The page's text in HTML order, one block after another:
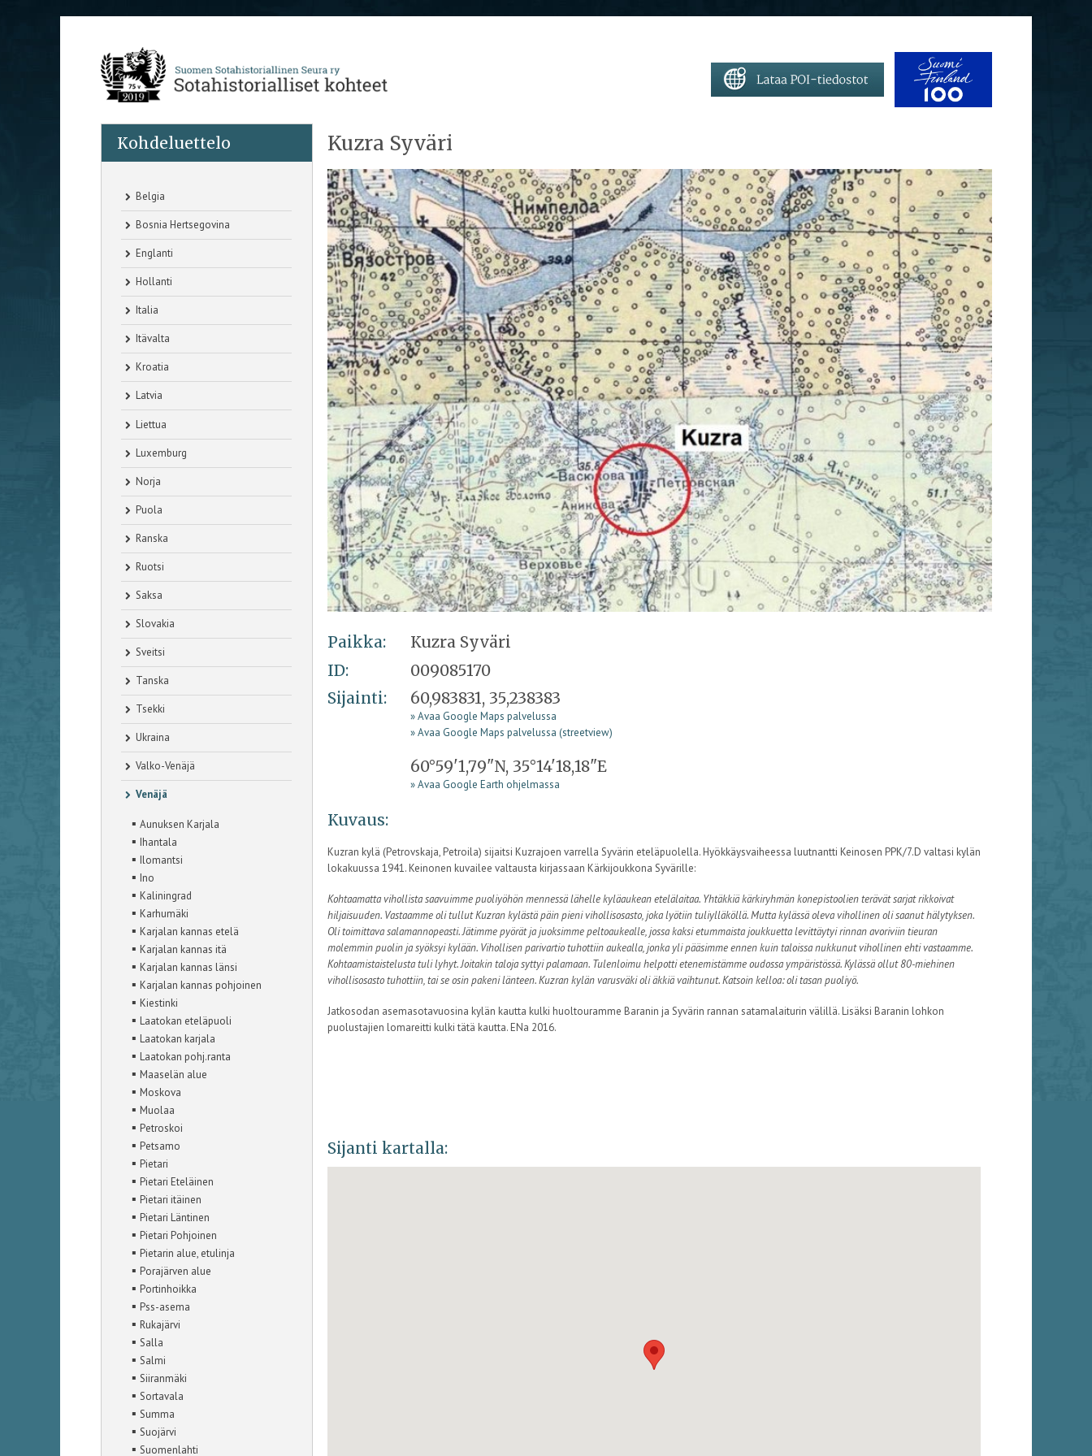
Kohdeluettelo
Belgia
Bosnia Hertsegovina
Englanti
Hollanti
Italia
Itävalta
Kroatia
Latvia
Liettua
Luxemburg
Norja
Puola
Ranska
Ruotsi
Saksa
Slovakia
Sveitsi
Tanska
Tsekki
Ukraina
Valko-Venäjä
Venäjä
▪Aunuksen Karjala
▪ Ihantala
▪ Ilomantsi
▪ Ino
▪ Kaliningrad
▪ Karhumäki
▪ Karjalan kannas etelä
▪ Karjalan kannas itä
▪ Karjalan kannas länsi
▪ Karjalan kannas pohjoinen
▪ Kiestinki
▪ Laatokan eteläpuoli
▪ Laatokan karjala
▪ Laatokan pohj.ranta
▪ Maaselän alue
▪ Moskova
▪ Muolaa
▪ Petroskoi
▪ Petsamo
▪ Pietari
▪ Pietari Eteläinen
▪ Pietari itäinen
▪ Pietari Läntinen
▪ Pietari Pohjoinen
▪ Pietarin alue, etulinja
▪ Porajärven alue
▪ Portinhoikka
▪ Pss-asema
▪ Rukajärvi
▪ Salla
▪ Salmi
▪ Siiranmäki
▪ Sortavala
▪ Summa
▪ Suojärvi
▪ Suomenlahti
Kuzra Syväri
Paikka:
Kuzra Syväri
ID:
009085170
Sijainti:
60,983831, 35,238383
» Avaa Google Maps palvelussa
» Avaa Google Maps palvelussa (streetview)
60°59'1,79"N, 35°14'18,18"E
» Avaa Google Earth ohjelmassa
Kuvaus:
Kuzran kylä (Petrovskaja, Petroila) sijaitsi Kuzrajoen varrella Syvärin eteläpuolella. Hyökkäysvaiheessa luutnantti Keinosen PPK/7.D valtasi kylän
lokakuussa 1941. Keinonen kuvailee valtausta kirjassaan Kärkijoukkona Syvärille:
Kohtaamatta vihollista saavuimme puoliyöhön mennessä lähelle kyläaukean etelälaitaa. Yhtäkkiä kärkiryhmän konepistoolien terävät sarjat rikkoivat
hiljaisuuden. Vastaamme oli tullut Kuzran kylästä päin pieni vihollisosasto, joka lyötiin tuliylläköllä. Mutta kylässä oleva vihollinen oli saanut hälytyksen.
Oli toimittava salamannopeasti. Jätimme pyörät ja juoksimme peltoaukealle, jossa kaksi etummaista joukkuetta levittäytyi rinnan avoriviin tieuran
molemmin puolin ja syöksyi kylään. Vihollisen parivartio tuhottiin aukealla, jonka yli pääsimme ennen kuin taloissa nukkunut vihollinen ehti vastaamme.
Kohtaamistaistelusta tuli lyhyt. Joitakin taloja syttyi palamaan. Tulenloimu helpotti etenemistämme oudossa ympäristössä. Kylässä ollut 80-miehinen
vihollisosasto tuhottiin, tai se osin pakeni länteen. Kuzran kylän varusväki oli äkkiä vaihtunut. Katsoin kelloa: oli tasan puoliyö.
Jatkosodan asemasotavuosina kylän kautta kulki huoltouramme Baranin ja Syvärin rannan satamalaiturin välillä. Lisäksi Baranin lohkon
puolustajien lomareitti kulki tätä kautta. ENa 2016.
Sijanti kartalla: